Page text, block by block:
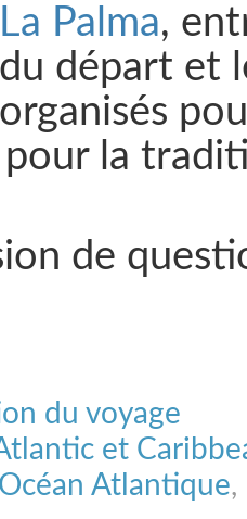
La Palma,
du départ et
organisés
la
de
du voyage
et
Océan Atlantique,